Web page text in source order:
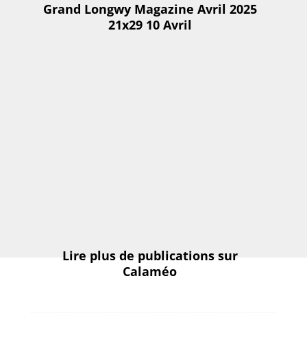
Grand Longwy Magazine Avril 2025
21x29 10 Avril
Lire plus de publications sur
Calaméo